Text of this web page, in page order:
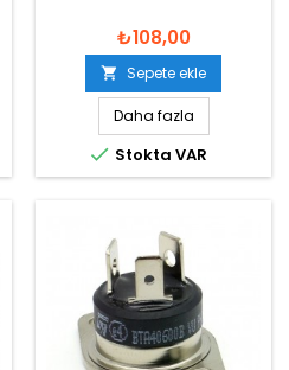
₺108,00
 Sepete ekle
Daha fazla
 Stokta VAR